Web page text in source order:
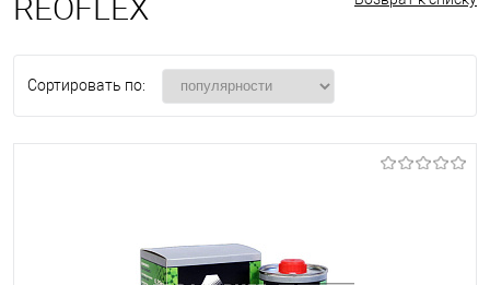
REOFLEX
Сортировать по: